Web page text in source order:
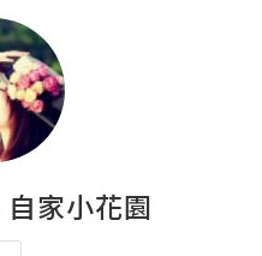
家小花園